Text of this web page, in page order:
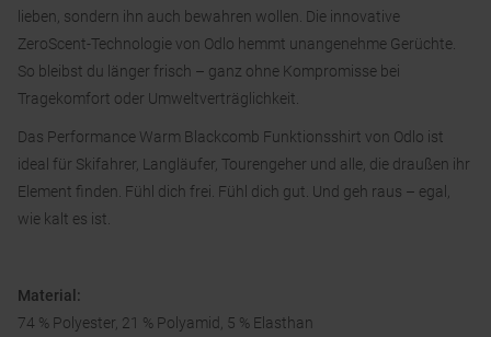
lieben, sondern ihn auch bewahren wollen. Die innovative
ZeroScent-Technologie von Odlo hemmt unangenehme Gerüchte.
So bleibst du länger frisch – ganz ohne Kompromisse bei
Tragekomfort oder Umweltverträglichkeit.
Das Performance Warm Blackcomb Funktionsshirt von Odlo ist
ideal für Skifahrer, Langläufer, Tourengeher und alle, die draußen ihr
Element finden. Fühl dich frei. Fühl dich gut. Und geh raus – egal,
wie kalt es ist.
Material:
74 % Polyester, 21 % Polyamid, 5 % Elasthan